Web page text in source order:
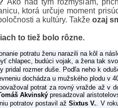
ktorá určuje moment
a kultúry. Takže ozaj
to tiež bolo rôzne.
potratu ženu narazili na kôl a
chlapec, budúci vojak, a žena tak
pridal rozmer duše. Podľa neho k
dochádza u mužského plodu v
potrat za rovný vražde až v
Akvinský presadzoval
potratov postavil ažSixtus V.. V